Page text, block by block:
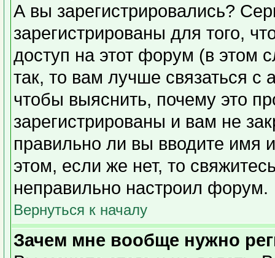
А вы зарегистрировались?
зарегистрированы для того,
доступ на этот форум (в этом
так, то вам лучше связаться
чтобы выяснить, почему это
зарегистрированы и вам не
правильно ли вы вводите
этом, если же нет, то
неправильно настроил форум.
Вернуться к началу
Зачем мне вообще нужно